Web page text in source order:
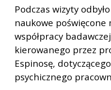
Podczas wizyty
naukowe poświęcone
współpracy
kierowanego przez
Espinosę,
psychicznego